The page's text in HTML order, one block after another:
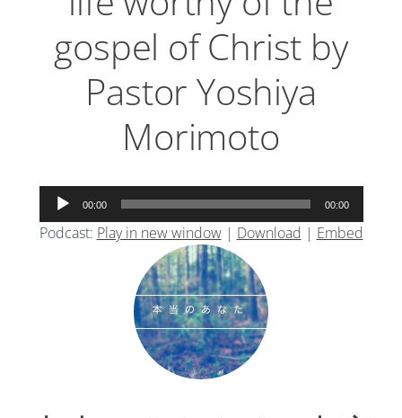
gospel of Christ by
Pastor Yoshiya
Morimoto
声
プ
00:00 00:00
Podcast: Play in new window| Download | Embed